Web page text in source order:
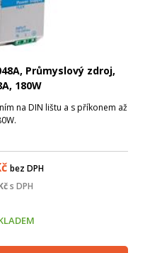
Průmyslový zdroj,
180W
na DIN lištu a s příkonem až
bez DPH
s DPH